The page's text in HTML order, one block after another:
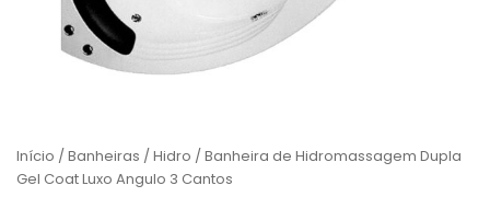
Início / Banheiras / Hidro / Banheira de Hidromassagem Dupla
Gel Coat Luxo Angulo 3 Cantos